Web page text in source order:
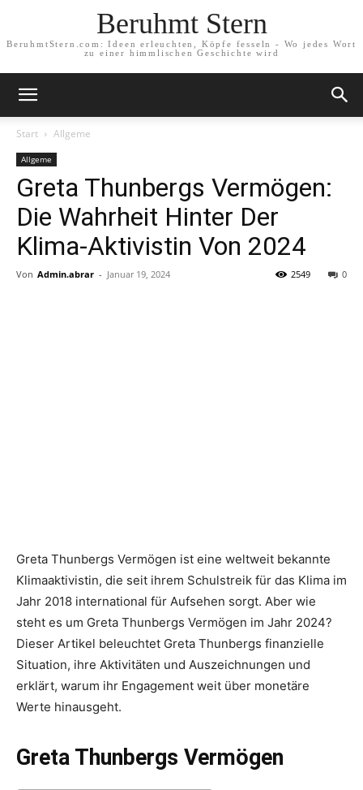
Beruhmt Stern
BeruhmtStern.com: Ideen erleuchten, Köpfe fesseln - Wo jedes Wort
zu einer himmlischen Geschichte wird
Start Allgeme
Allgeme
Greta Thunbergs Vermögen:
Die Wahrheit Hinter Der
Klima-Aktivistin Von 2024
Von Admin.abrar - Januar 19, 2024 0
2549
Greta Thunbergs Vermögen ist eine weltweit bekannte
Klimaaktivistin, die seit ihrem Schulstreik für das Klima im
Jahr 2018 international für Aufsehen sorgt. Aber wie
steht es um Greta Thunbergs Vermögen im Jahr 2024?
Dieser Artikel beleuchtet Greta Thunbergs finanzielle
Situation, ihre Aktivitäten und Auszeichnungen und
erklärt, warum ihr Engagement weit über monetäre
Werte hinausgeht.
Greta Thunbergs Vermögen